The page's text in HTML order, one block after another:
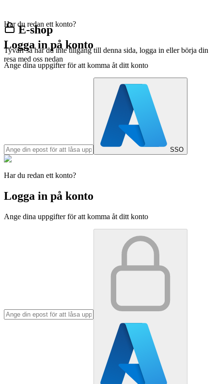
E-shop
Tyvärr så har du inte tillgång till denna sida, logga in eller börja din
resa med oss nedan
Har du redan ett konto?
Logga in på konto
Ange dina uppgifter för att komma åt ditt konto
SSO
Har du redan ett konto?
Logga in på konto
Ange dina uppgifter för att komma åt ditt konto